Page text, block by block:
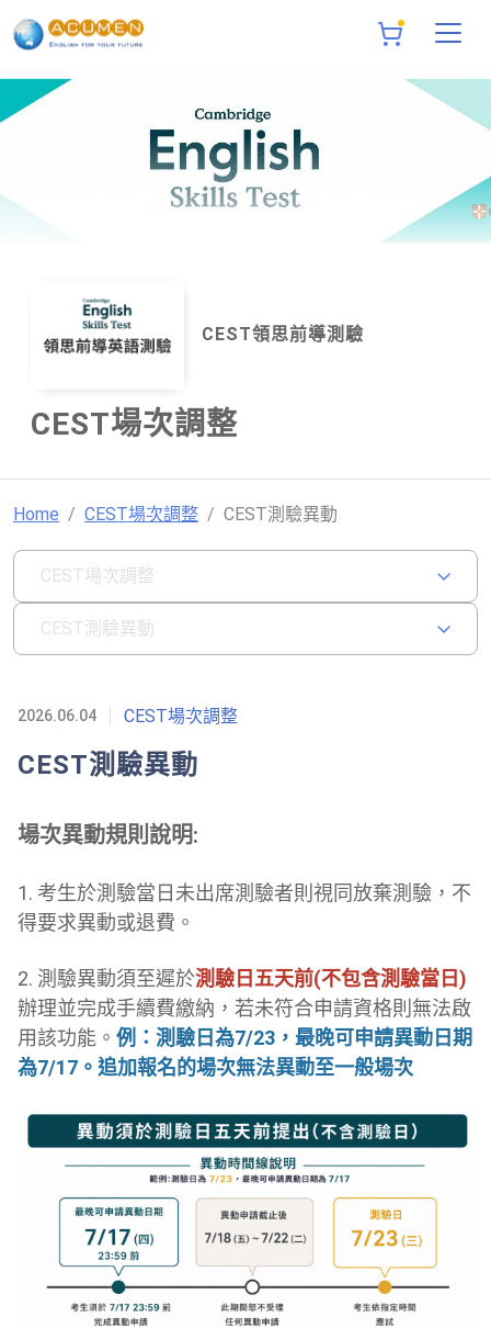
CEST領思前導測驗
CEST場次調整
Home CEST場次調整 CEST測驗異動
CEST場次調整
CEST測驗異動
2026.06.04 CEST場次調整
CEST測驗異動
場次異動規則說明:
1. 考生於測驗當日未出席測驗者則視同放棄測驗，不
得要求異動或退費。
2. 測驗異動須至遲於測驗日五天前(不包含測驗當日)
辦理並完成手續費繳納，若未符合申請資格則無法啟
用該功能。 例：測驗日為7/23，最晚可申請異動日期
為7/17。追加報名的場次無法異動至一般場次